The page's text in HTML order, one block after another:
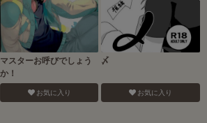
マスターお呼びでしょう
か！
お気に入り
〆
お気に入り